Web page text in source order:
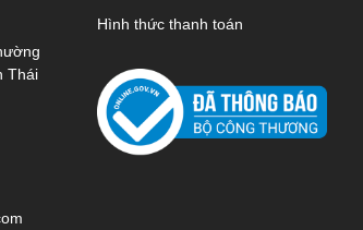
Thái
Hình thức thanh toán